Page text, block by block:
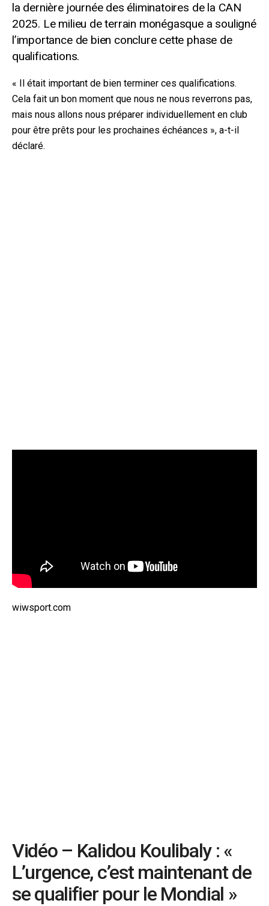
la dernière journée des éliminatoires de la CAN
2025. Le milieu de terrain monégasque a souligné
l’importance de bien conclure cette phase de
qualifications.
« Il était important de bien terminer ces qualifications.
Cela fait un bon moment que nous ne nous reverrons pas,
mais nous allons nous préparer individuellement en club
pour être prêts pour les prochaines échéances », a-t-il
déclaré.
wiwsport.com
Vidéo – Kalidou Koulibaly : «
L’urgence, c’est maintenant de
se qualifier pour le Mondial »